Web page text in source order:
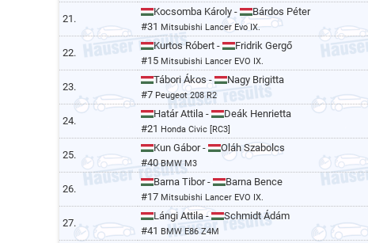
21.
Kocsomba Károly -
Bárdos Péter
#31 Mitsubishi Lancer Evo IX.
22.
Kurtos Róbert -
Fridrik Gergő
#15 Mitsubishi Lancer EVO IX.
23.
Tábori Ákos -
Nagy Brigitta
#7 Peugeot 208 R2
24.
Határ Attila -
Deák Henrietta
#21 Honda Civic [RC3]
25.
Kun Gábor -
Oláh Szabolcs
#40 BMW M3
26.
Barna Tibor -
Barna Bence
#17 Mitsubishi Lancer EVO IX.
27.
Lángi Attila -
Schmidt Ádám
#41 BMW E86 Z4M